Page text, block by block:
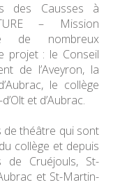
des Causses à
– Mission
de nombreux
projet : le Conseil
de l’Aveyron, la
le collège
et d’Aubrac.
de théâtre qui sont
collège et depuis
de Cruéjouls, St-
et St-Martin-